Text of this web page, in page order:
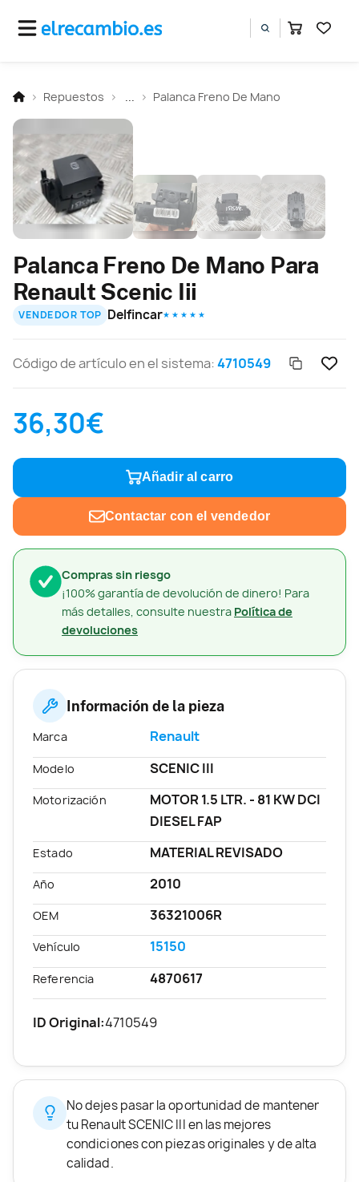
Repuestos Palanca Freno De Mano
Compras sin riesgo
¡100% garantía de devolución de dinero! Para
más detalles, consulte nuestra Política de
devoluciones
Palanca Freno De Mano Para
Renault Scenic Iii
VENDEDOR TOP Delfincar★ ★ ★ ★ ★
Código de artículo en el sistema:4710549
36,30€
Añadir al carro
Contactar con el vendedor
Información de la pieza
Marca Renault
Modelo SCENIC III
Motorización
MOTOR 1.5 LTR. - 81 KW DCI
DIESEL FAP
Estado MATERIAL REVISADO
Año 2010
OEM 36321006R
Vehículo 15150
Referencia 4870617
ID Original:4710549
No dejes pasar la oportunidad de mantener
tu Renault SCENIC III en las mejores
condiciones con piezas originales y de alta
calidad.